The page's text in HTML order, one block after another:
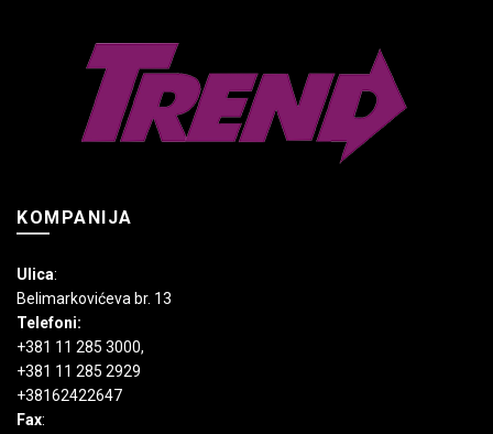
na
stranici
proizvoda.
KOMPANIJA
Ulica:
Belimarkovićeva br. 13
Telefoni:
+381 11 285 3000,
+381 11 285 2929
+38162422647
Fax: